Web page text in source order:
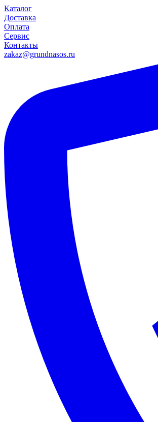
Каталог
Доставка
Оплата
Сервис
Контакты
zakaz@grundnasos.ru